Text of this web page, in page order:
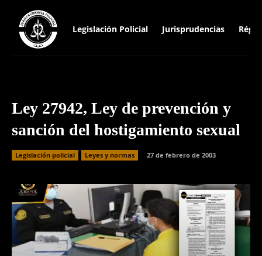
Legislación Policial Jurisprudencias
Ley 27942, Ley de prevención y
sanción del hostigamiento sexual
Legislación policial Leyes y normas 27 de febrero de 2003